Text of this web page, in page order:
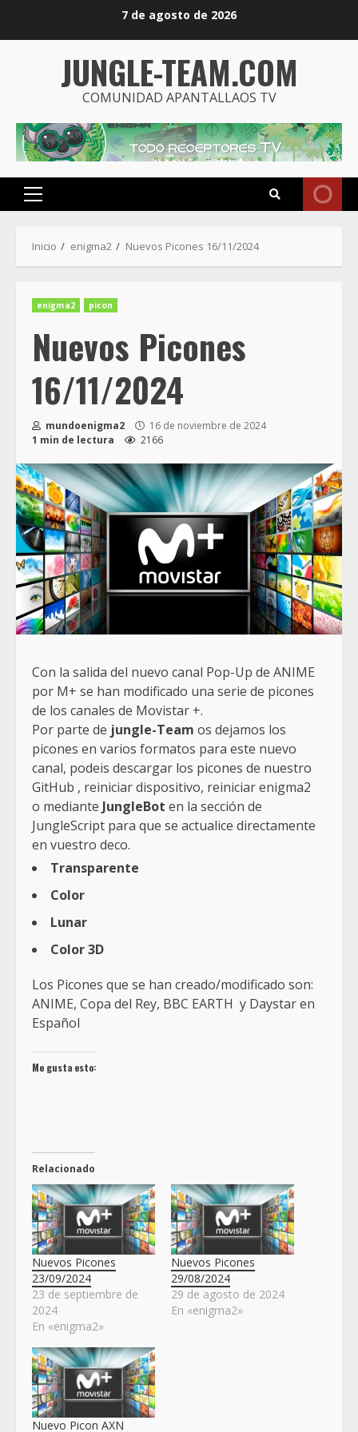
7 de agosto de 2026
JUNGLE-TEAM.COM
COMUNIDAD APANTALLAOS TV
Menú
Inicio enigma2 Nuevos Picones 16/11/2024
enigma2 picon
Nuevos Picones
16/11/2024
mundoenigma2
16 de noviembre de 2024
1 min de lectura
2166
Con la salida del nuevo canal Pop-Up de ANIME
por M+ se han modificado una serie de picones
de los canales de Movistar +.
Por parte de jungle-Team os dejamos los
picones en varios formatos para este nuevo
canal, podeis descargar los picones de nuestro
GitHub , reiniciar dispositivo, reiniciar enigma2
o mediante JungleBot en la sección de
JungleScript para que se actualice directamente
en vuestro deco.
Transparente
Color
Lunar
Color 3D
Los Picones que se han creado/modificado son:
ANIME, Copa del Rey, BBC EARTH y Daystar en
Español
Me gusta esto:
Relacionado
Nuevos Picones
23/09/2024
23 de septiembre de
2024
En «enigma2»
Nuevos Picones
29/08/2024
29 de agosto de 2024
En «enigma2»
Nuevo Picon AXN